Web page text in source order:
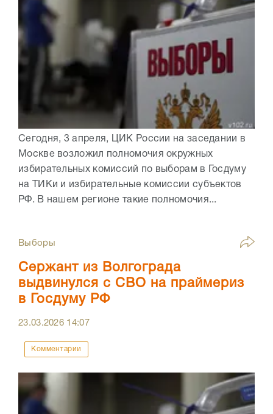
Сегодня, 3 апреля, ЦИК России на заседании в
Москве возложил полномочия окружных
избирательных комиссий по выборам в Госдуму
на ТИКи и избирательные комиссии субъектов
РФ. В нашем регионе такие полномочия...
Выборы
Сержант из Волгограда
выдвинулся с СВО на праймериз
в Госдуму РФ
23.03.2026 14:07
Комментарии